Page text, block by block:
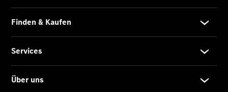
G-Klasse –
Maybach